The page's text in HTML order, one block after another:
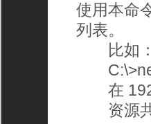
使用本命
列表。
比如：
C:\>net
在
资源共